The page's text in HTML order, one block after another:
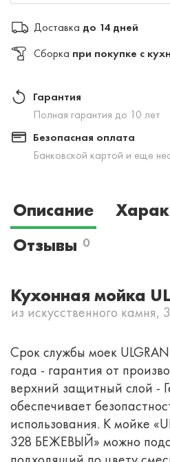
Доставка до 14 дней
Сборка при покупке с
Гарантия
Полная гарантия до 10 лет
Безопасная оплата
Банковской картой и еще
Описание
Отзывы 0
Кухонная мойка
из искусственного камня,
Срок службы моек
года - гарантия от
верхний защитный слой -
обеспечивает
использования. К мойке
328 БЕЖЕВЫЙ» можно